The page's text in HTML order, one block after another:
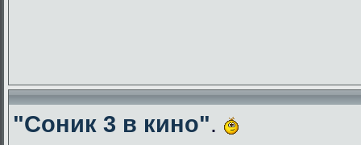
"Соник 3 в кино".